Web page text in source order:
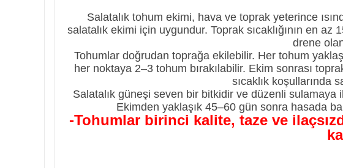
Salatalık tohum ekimi, hava ve toprak yeterince
salatalık ekimi için uygundur. Toprak sıcaklığının en
drene
Tohumlar doğrudan toprağa ekilebilir. Her tohum
her noktaya 2–3 tohum bırakılabilir. Ekim sonrası
sıcaklık koşullarında
Salatalık güneşi seven bir bitkidir ve düzenli
Ekimden yaklaşık 45–60 gün sonra hasada
-Tohumlar birinci kalite, taze ve